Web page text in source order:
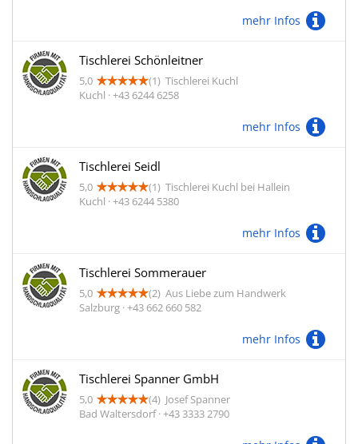
mehr Infos
Tischlerei Schönleitner
5,0 (1) Tischlerei Kuchl
Kuchl · +43 6244 6258
mehr Infos
Tischlerei Seidl
5,0 (1) Tischlerei Kuchl bei Hallein
Kuchl · +43 6244 5380
mehr Infos
Tischlerei Sommerauer
5,0 (2) Aus Liebe zum Handwerk
Salzburg · +43 662 660 582
mehr Infos
Tischlerei Spanner GmbH
5,0 (4) Josef Spanner
Bad Waltersdorf · +43 3333 2790